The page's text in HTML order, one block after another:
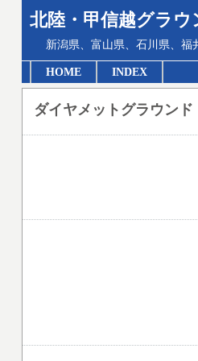
北陸・甲信越グラウ
新潟県、富山県、石川県、福
HOME INDEX
ダイヤメットグラウンド